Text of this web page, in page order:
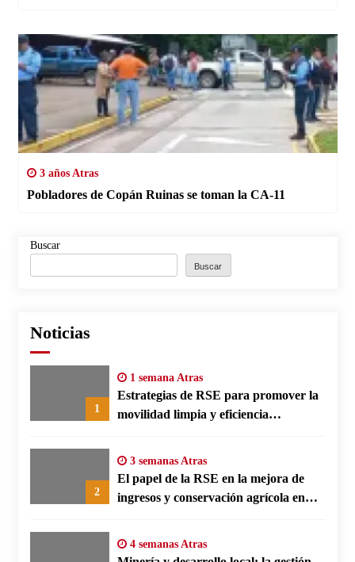
3 años Atras
Pobladores de Copán Ruinas se toman la CA-11
Buscar
Buscar
Noticias
1
1 semana Atras
Estrategias de RSE para promover la
movilidad limpia y eficiencia
2
3 semanas Atras
El papel de la RSE en la mejora de
ingresos y conservación agrícola en
4 semanas Atras